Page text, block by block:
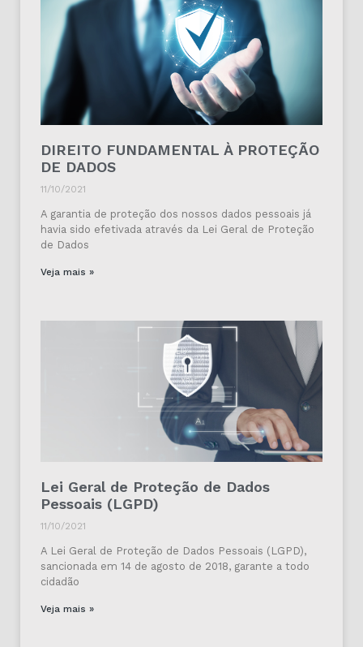
DIREITO FUNDAMENTAL À PROTEÇÃO
DE DADOS
11/10/2021
A garantia de proteção dos nossos dados pessoais já
havia sido efetivada através da Lei Geral de Proteção
de Dados
Veja mais »
Lei Geral de Proteção de Dados
Pessoais (LGPD)
11/10/2021
A Lei Geral de Proteção de Dados Pessoais (LGPD),
sancionada em 14 de agosto de 2018, garante a todo
cidadão
Veja mais »